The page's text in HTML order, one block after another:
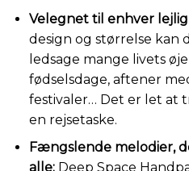
Velegnet til enhver
design og størrelse
ledsage mange livets
fødselsdage, aftener
festivaler… Det er let at
en rejsetaske.
Fængslende melodier,
alle:Deep Space